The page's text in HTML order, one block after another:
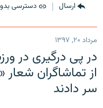
ارسال دسترسی
مرداد ۲۰, ۱۳۹۷
در پی درگیری در
از تماشاگران شعار
سر دادند